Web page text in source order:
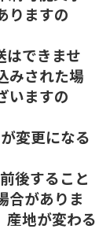
りますの
はできませ
みされた場
いますの
変更になる
後すること
合がありま
産地が変わる